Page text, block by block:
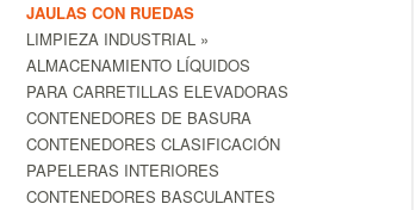
JAULAS CON RUEDAS
LIMPIEZA INDUSTRIAL »
ALMACENAMIENTO LÍQUIDOS
PARA CARRETILLAS ELEVADORAS
CONTENEDORES DE BASURA
CONTENEDORES CLASIFICACIÓN
PAPELERAS INTERIORES
CONTENEDORES BASCULANTES